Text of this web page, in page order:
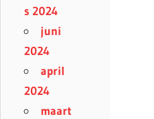
s 2024
juni
2024
april
2024
maart